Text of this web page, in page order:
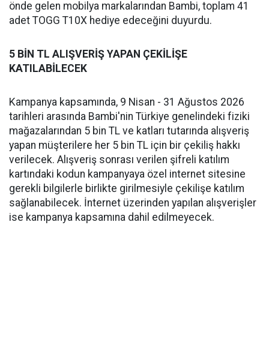
önde gelen mobilya markalarından Bambi, toplam 41
adet TOGG T10X hediye edeceğini duyurdu.
5 BİN TL ALIŞVERİŞ YAPAN ÇEKİLİŞE
KATILABİLECEK
Kampanya kapsamında, 9 Nisan - 31 Ağustos 2026
tarihleri arasında Bambi'nin Türkiye genelindeki fiziki
mağazalarından 5 bin TL ve katları tutarında alışveriş
yapan müşterilere her 5 bin TL için bir çekiliş hakkı
verilecek. Alışveriş sonrası verilen şifreli katılım
kartındaki kodun kampanyaya özel internet sitesine
gerekli bilgilerle birlikte girilmesiyle çekilişe katılım
sağlanabilecek. İnternet üzerinden yapılan alışverişler
ise kampanya kapsamına dahil edilmeyecek.